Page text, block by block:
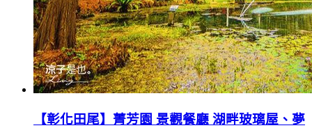
【彰化田尾】菁芳園 景觀餐廳 湖畔玻璃屋、夢